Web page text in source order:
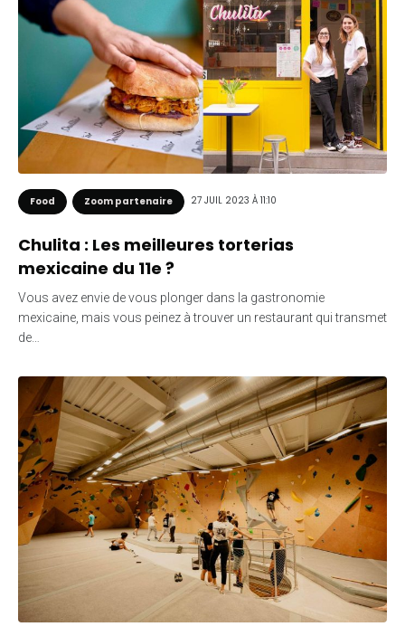
Food Zoom partenaire 27 JUIL 2023 À 11:10
Chulita : Les meilleures torterias
mexicaine du 11e ?
Vous avez envie de vous plonger dans la gastronomie
mexicaine, mais vous peinez à trouver un restaurant qui transmet
de…